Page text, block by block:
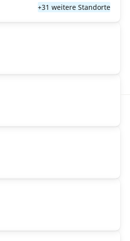
+31 weitere Standorte